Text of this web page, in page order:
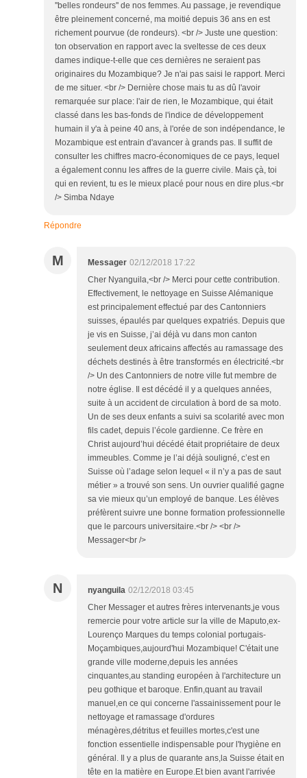
''belles rondeurs'' de nos femmes. Au passage, je revendique
être pleinement concerné, ma moitié depuis 36 ans en est
richement pourvue (de rondeurs). <br /> Juste une question:
ton observation en rapport avec la sveltesse de ces deux
dames indique-t-elle que ces dernières ne seraient pas
originaires du Mozambique? Je n'ai pas saisi le rapport. Merci
de me situer. <br /> Dernière chose mais tu as dû l'avoir
remarquée sur place: l'air de rien, le Mozambique, qui était
classé dans les bas-fonds de l'indice de développement
humain il y'a à peine 40 ans, à l'orée de son indépendance, le
Mozambique est entrain d'avancer à grands pas. Il suffit de
consulter les chiffres macro-économiques de ce pays, lequel
a également connu les affres de la guerre civile. Mais çà, toi
qui en revient, tu es le mieux placé pour nous en dire plus.<br
/> Simba Ndaye
Répondre
M Messager 02/12/2018 17:22
Cher Nyanguila,<br /> Merci pour cette contribution.
Effectivement, le nettoyage en Suisse Alémanique
est principalement effectué par des Cantonniers
suisses, épaulés par quelques expatriés. Depuis que
je vis en Suisse, j’ai déjà vu dans mon canton
seulement deux africains affectés au ramassage des
déchets destinés à être transformés en électricité.<br
/> Un des Cantonniers de notre ville fut membre de
notre église. Il est décédé il y a quelques années,
suite à un accident de circulation à bord de sa moto.
Un de ses deux enfants a suivi sa scolarité avec mon
fils cadet, depuis l’école gardienne. Ce frère en
Christ aujourd’hui décédé était propriétaire de deux
immeubles. Comme je l’ai déjà souligné, c’est en
Suisse où l’adage selon lequel « il n’y a pas de saut
métier » a trouvé son sens. Un ouvrier qualifié gagne
sa vie mieux qu’un employé de banque. Les élèves
préfèrent suivre une bonne formation professionnelle
que le parcours universitaire.<br /> <br />
Messager<br />
N nyanguila 02/12/2018 03:45
Cher Messager et autres frères intervenants,je vous
remercie pour votre article sur la ville de Maputo,ex-
Lourenço Marques du temps colonial portugais-
Moçambiques,aujourd'hui Mozambique! C'était une
grande ville moderne,depuis les années
cinquantes,au standing européen à l'architecture un
peu gothique et baroque. Enfin,quant au travail
manuel,en ce qui concerne l'assainissement pour le
nettoyage et ramassage d'ordures
ménagères,détritus et feuilles mortes,c'est une
fonction essentielle indispensable pour l'hygiène en
général. Il y a plus de quarante ans,la Suisse était en
tête en la matière en Europe.Et bien avant l'arrivée